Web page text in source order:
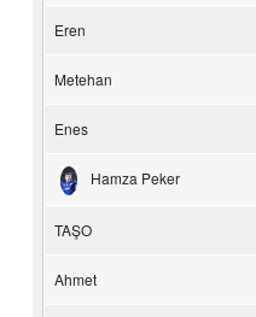
Eren
Metehan
Enes
Hamza Peker
TAŞO
Ahmet